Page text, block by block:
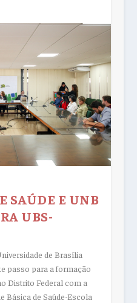
SAÚDE E UNB
UBS-
de Brasília
passo para a formação
Distrito Federal com a
Básica de Saúde-Escola